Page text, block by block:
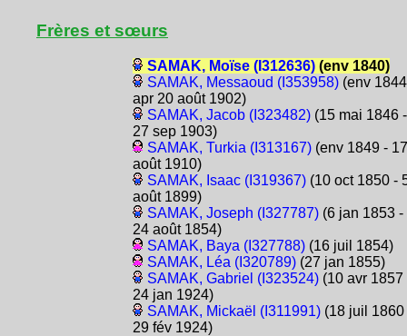
Frères et sœurs
SAMAK, Moïse (I312636)(env 1840)
SAMAK, Messaoud (I353958)(env
apr 20 août 1902)
SAMAK, Jacob (I323482)(15 mai 1846 -
27 sep 1903)
SAMAK, Turkia (I313167)(env 1849 - 17
août 1910)
SAMAK, Isaac (I319367)(10 oct 1850 -
août 1899)
SAMAK, Joseph (I327787)(6 jan 1853 -
24 août 1854)
SAMAK, Baya (I327788)(16 juil 1854)
SAMAK, Léa (I320789)(27 jan 1855)
SAMAK, Gabriel (I323524)(10 avr 1857
24 jan 1924)
SAMAK, Mickaël (I311991)(18 juil 1860
29 fév 1924)